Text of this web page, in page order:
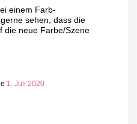
einem Farb-
sehen, dass die
die neue Farbe/Szene
1. Juli 2020